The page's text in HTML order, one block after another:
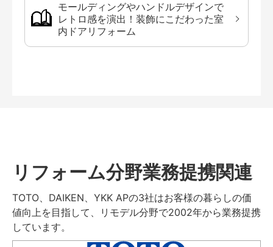
モールディングやハンドルデザインで
レトロ感を演出！装飾にこだわった室
内ドアリフォーム
リフォーム分野業務提携関連
TOTO、DAIKEN、YKK APの3社はお客様の暮らしの価
値向上を目指して、リモデル分野で2002年から業務提携
しています。